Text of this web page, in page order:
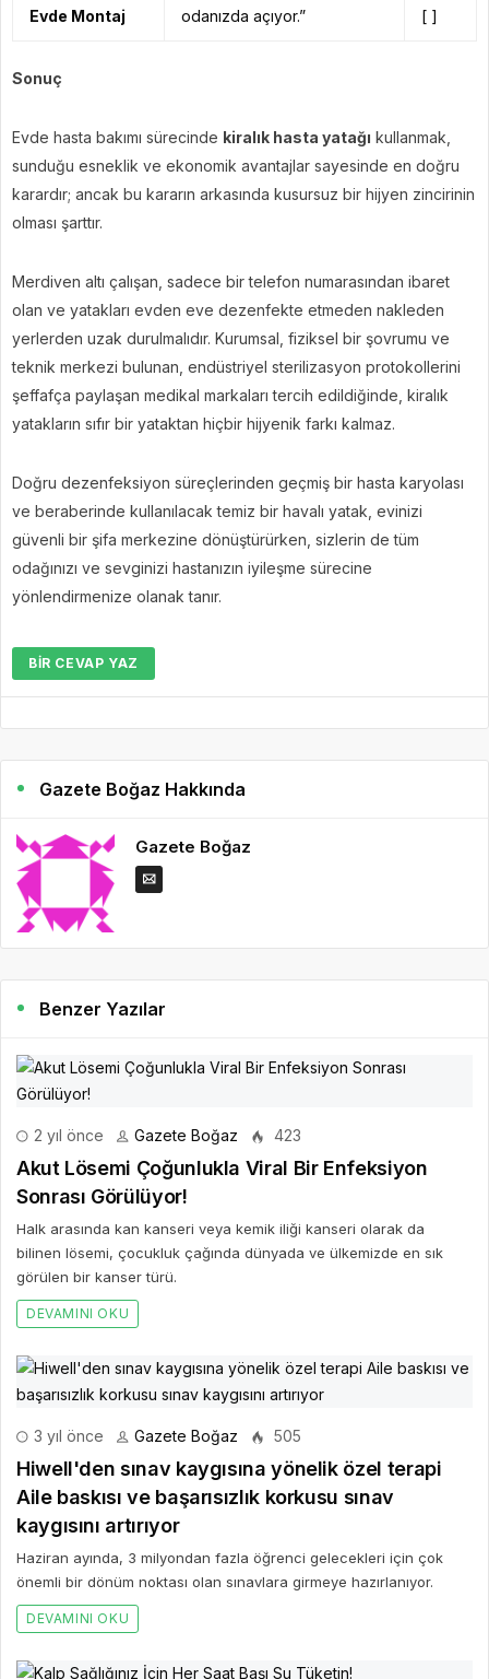
Evde Montaj
odanızda açıyor.”
[ ]
Sonuç
Evde hasta bakımı sürecinde kiralık hasta yatağı kullanmak,
sunduğu esneklik ve ekonomik avantajlar sayesinde en doğru
karardır; ancak bu kararın arkasında kusursuz bir hijyen zincirinin
olması şarttır.
Merdiven altı çalışan, sadece bir telefon numarasından ibaret
olan ve yatakları evden eve dezenfekte etmeden nakleden
yerlerden uzak durulmalıdır. Kurumsal, fiziksel bir şovrumu ve
teknik merkezi bulunan, endüstriyel sterilizasyon protokollerini
şeffafça paylaşan medikal markaları tercih edildiğinde, kiralık
yatakların sıfır bir yataktan hiçbir hijyenik farkı kalmaz.
Doğru dezenfeksiyon süreçlerinden geçmiş bir hasta karyolası
ve beraberinde kullanılacak temiz bir havalı yatak, evinizi
güvenli bir şifa merkezine dönüştürürken, sizlerin de tüm
odağınızı ve sevginizi hastanızın iyileşme sürecine
yönlendirmenize olanak tanır.
BIR CEVAP YAZ
Gazete Boğaz Hakkında
Gazete Boğaz
Benzer Yazılar
2 yıl önce Gazete Boğaz 423
Akut Lösemi Çoğunlukla Viral Bir Enfeksiyon
Sonrası Görülüyor!
Halk arasında kan kanseri veya kemik iliği kanseri olarak da
bilinen lösemi, çocukluk çağında dünyada ve ülkemizde en sık
görülen bir kanser türü.
DEVAMINI OKU
3 yıl önce Gazete Boğaz 505
Hiwell'den sınav kaygısına yönelik özel terapi
Aile baskısı ve başarısızlık korkusu sınav
kaygısını artırıyor
Haziran ayında, 3 milyondan fazla öğrenci gelecekleri için çok
önemli bir dönüm noktası olan sınavlara girmeye hazırlanıyor.
DEVAMINI OKU